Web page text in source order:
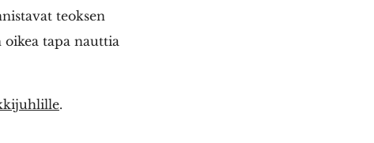
teoksen
oikea tapa nauttia
.